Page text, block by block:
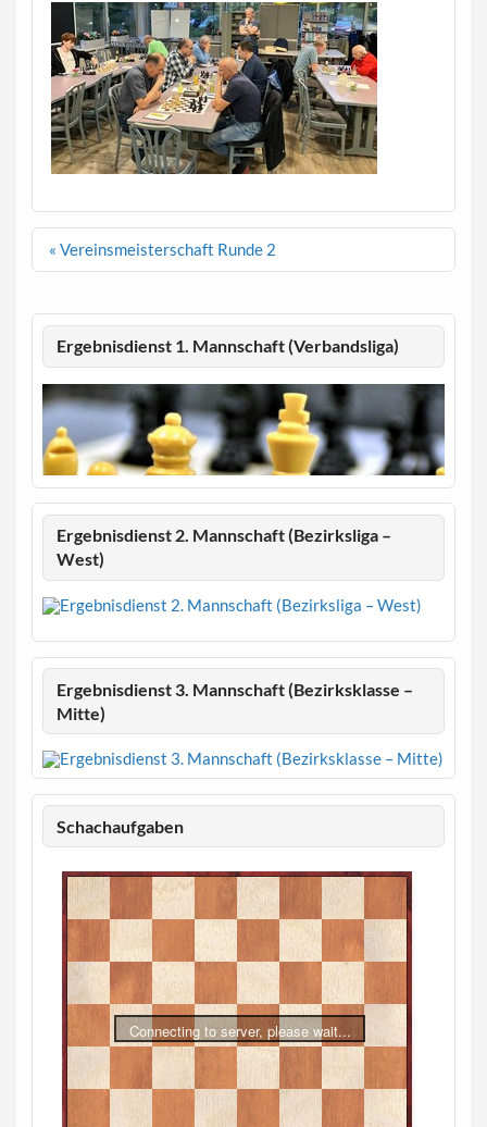
Beitragsnavigation
« Vereinsmeisterschaft Runde 2
Ergebnisdienst 1. Mannschaft (Verbandsliga)
Ergebnisdienst 2. Mannschaft (Bezirksliga –
West)
Ergebnisdienst 3. Mannschaft (Bezirksklasse –
Mitte)
Schachaufgaben